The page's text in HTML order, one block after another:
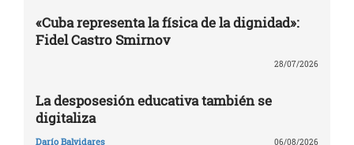
«Cuba representa la física de la dignidad»:
Fidel Castro Smirnov
28/07/2026
La desposesión educativa también se
digitaliza
Darío Balvidares 06/08/2026